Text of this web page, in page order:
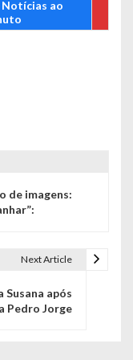
Notícias ao
de imagens:
Next Article
Susana após
Pedro Jorge